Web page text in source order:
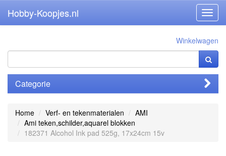
Hobby-Koopjes.nl
Winkelwagen
Categorie
Home Verf- en tekenmaterialen
AMI
Ami teken,schilder,aquarel blokken
182371 Alcohol Ink pad 525g, 17x24cm 15v